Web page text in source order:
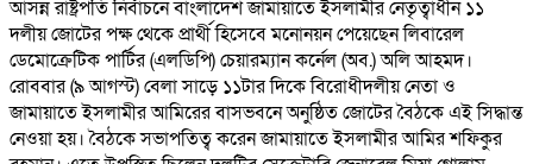
আসন্ন রাষ্ট্রপতি নির্বাচনে বাংলাদেশ জামায়াতে ইসলামীর নেতৃত্বাধীন ১১
দলীয় জোটের পক্ষ থেকে প্রার্থী হিসেবে মনোনয়ন পেয়েছেন লিবারেল
ডেমোক্রেটিক পার্টির (এলডিপি) চেয়ারম্যান কর্নেল (অব.) অলি আহমদ।
রোববার (৯ আগস্ট) বেলা সাড়ে ১১টার দিকে বিরোধীদলীয় নেতা ও
জামায়াতে ইসলামীর আমিরের বাসভবনে অনুষ্ঠিত জোটের বৈঠকে এই সিদ্ধান্ত
নেওয়া হয়। বৈঠকে সভাপতিত্ব করেন জামায়াতে ইসলামীর আমির শফিকুর